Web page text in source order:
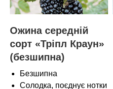
Ожина середній
сорт «Тріпл Краун»
(безшипна)
Безшипна
Солодка, поєднує нотки